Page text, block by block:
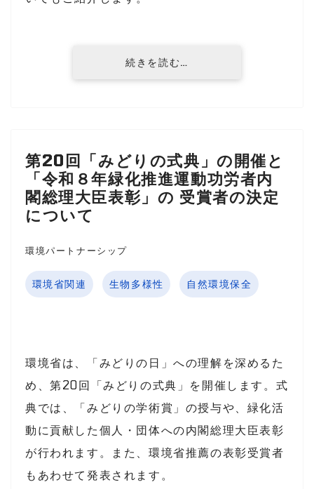
続きを読む…
第20回「みどりの式典」の開催と
「令和８年緑化推進運動功労者内
閣総理大臣表彰」の 受賞者の決定
について
環境パートナーシップ
環境省関連 生物多様性 自然環境保全
環境省は、「みどりの日」への理解を深めるた
め、第20回「みどりの式典」を開催します。式
典では、「みどりの学術賞」の授与や、緑化活
動に貢献した個 人・団体への内閣総理大臣表彰
が行われます。また、環境省推薦の表彰受賞者
もあわせて発表されます。